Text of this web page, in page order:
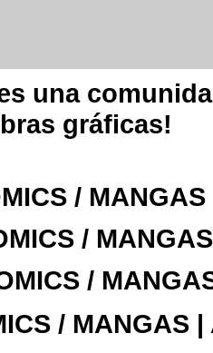
una
gráficas!
/
/
/
/ MANGAS |